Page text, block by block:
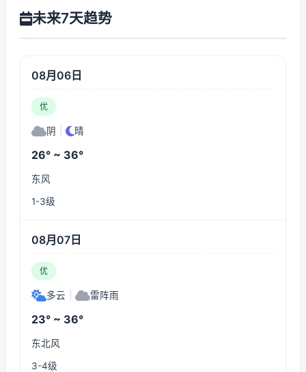
未来7天趋势
08月06日
优
阴 晴
26° ~ 36°
东风
1-3级
08月07日
优
多云 雷阵雨
23° ~ 36°
东北风
3-4级